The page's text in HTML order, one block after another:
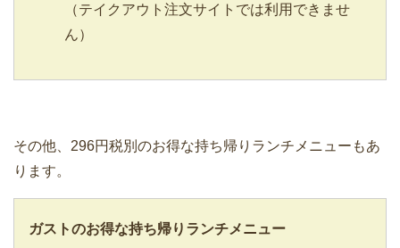
（テイクアウト注文サイトでは利用できませ
ん）
その他、296円税別のお得な持ち帰りランチメニューもあ
ります。
ガストのお得な持ち帰りランチメニュー